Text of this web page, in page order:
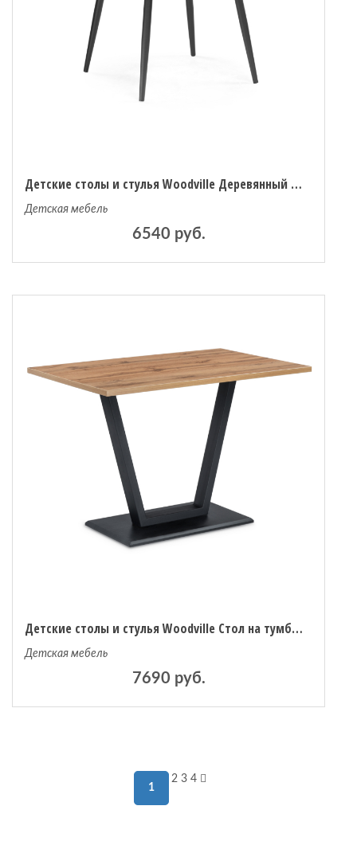
Детские столы и стулья Woodville Деревянный стол Абилин 100
Детская мебель
6540 руб.
Детские столы и стулья Woodville Стол на тумбе Мичиган Лофт
Детская мебель
7690 руб.
1
2 3 4